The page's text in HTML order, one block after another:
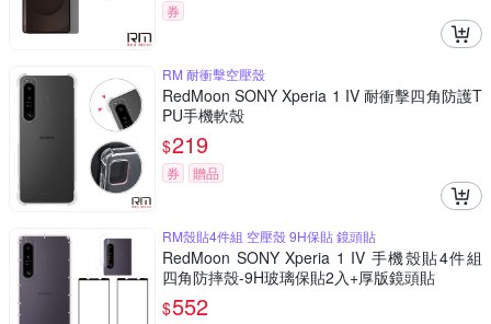
券
RM 耐衝擊空壓殼
RedMoon SONY Xperia 1 IV 耐衝擊四角防護T
PU手機軟殼
$219
券 贈品
RM殼貼4件組 空壓殼 9H保貼 鏡頭貼
RedMoon SONY Xperia 1 IV 手機殼貼4件組
四角防摔殼-9H玻璃保貼2入+厚版鏡頭貼
$552